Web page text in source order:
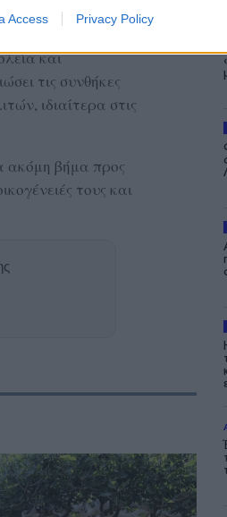
Access Privacy Policy
υποδομών,
απασχολούν τις
και
τις συνθήκες
ιδιαίτερα στις
ακόμη βήμα προς
τους και